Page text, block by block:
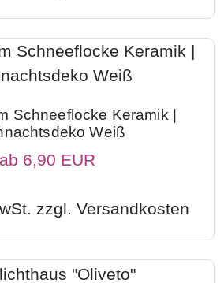
Schneeflocke Keramik |
Weiß
ab 6,90 EUR
zzgl. Versandkosten